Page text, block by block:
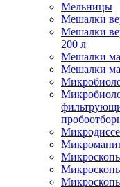
Мельницы
Мешалки
Мешалки
200 л
Мешалки
Мешалки